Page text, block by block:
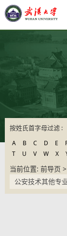
按姓氏首字母过滤 :
A B C D E
T
U V W X
当前位置: 前导页 >
公安技术其他专